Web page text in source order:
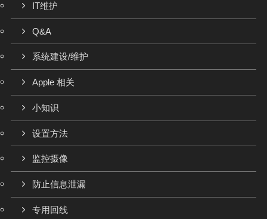
IT维护
Q&A
系统建设/维护
Apple 相关
小知识
设置方法
监控摄像
防止信息泄漏
专用回线